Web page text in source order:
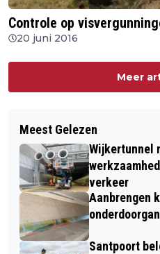
Controle op
20 juni 2016
Meer
Meest Gelezen
Wijkertunnel
verkeer
Aanbrengen
Santpoort